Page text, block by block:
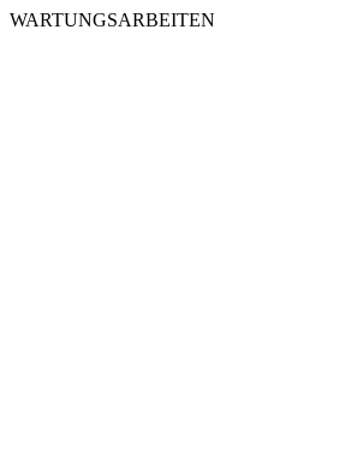
WARTUNGSARBEITEN